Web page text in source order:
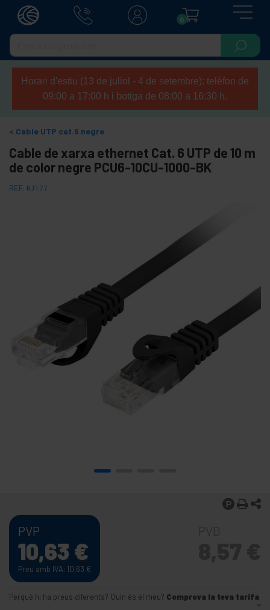
0
Horari d'estiu (13 de juliol - 4 de setembre): telèfon de
09:00 a 17:00 h i botiga de 08:00 a 16:30 h.
Cable UTP cat.6 negre
Cable de xarxa ethernet Cat. 6 UTP de 10 m
de color negre PCU6-10CU-1000-BK
REF: RJ177
PVP
10,63 €
Preu amb IVA: 10,63 €
Perquè hi ha preus diferents? Quin és el meu? Comprova la teva tarifa